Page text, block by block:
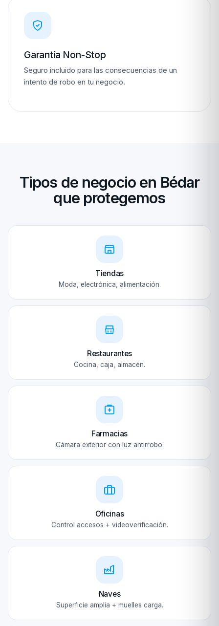
Garantía Non-Stop
Seguro incluido para las consecuencias de un
intento de robo en tu negocio.
Tipos de negocio en Bédar
que protegemos
Tiendas
Moda, electrónica, alimentación.
Restaurantes
Cocina, caja, almacén.
Farmacias
Cámara exterior con luz antirrobo.
Oficinas
Control accesos + videoverificación.
Naves
Superficie amplia + muelles carga.